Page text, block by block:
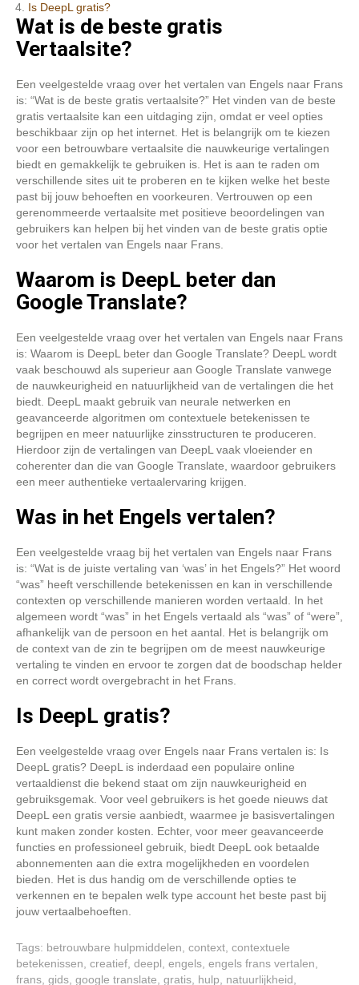
Is DeepL gratis?
Wat is de beste gratis
Vertaalsite?
Een veelgestelde vraag over het vertalen van Engels naar Frans
is: “Wat is de beste gratis vertaalsite?” Het vinden van de beste
gratis vertaalsite kan een uitdaging zijn, omdat er veel opties
beschikbaar zijn op het internet. Het is belangrijk om te kiezen
voor een betrouwbare vertaalsite die nauwkeurige vertalingen
biedt en gemakkelijk te gebruiken is. Het is aan te raden om
verschillende sites uit te proberen en te kijken welke het beste
past bij jouw behoeften en voorkeuren. Vertrouwen op een
gerenommeerde vertaalsite met positieve beoordelingen van
gebruikers kan helpen bij het vinden van de beste gratis optie
voor het vertalen van Engels naar Frans.
Waarom is DeepL beter dan
Google Translate?
Een veelgestelde vraag over het vertalen van Engels naar Frans
is: Waarom is DeepL beter dan Google Translate? DeepL wordt
vaak beschouwd als superieur aan Google Translate vanwege
de nauwkeurigheid en natuurlijkheid van de vertalingen die het
biedt. DeepL maakt gebruik van neurale netwerken en
geavanceerde algoritmen om contextuele betekenissen te
begrijpen en meer natuurlijke zinsstructuren te produceren.
Hierdoor zijn de vertalingen van DeepL vaak vloeiender en
coherenter dan die van Google Translate, waardoor gebruikers
een meer authentieke vertaalervaring krijgen.
Was in het Engels vertalen?
Een veelgestelde vraag bij het vertalen van Engels naar Frans
is: “Wat is de juiste vertaling van ‘was’ in het Engels?” Het woord
“was” heeft verschillende betekenissen en kan in verschillende
contexten op verschillende manieren worden vertaald. In het
algemeen wordt “was” in het Engels vertaald als “was” of “were”,
afhankelijk van de persoon en het aantal. Het is belangrijk om
de context van de zin te begrijpen om de meest nauwkeurige
vertaling te vinden en ervoor te zorgen dat de boodschap helder
en correct wordt overgebracht in het Frans.
Is DeepL gratis?
Een veelgestelde vraag over Engels naar Frans vertalen is: Is
DeepL gratis? DeepL is inderdaad een populaire online
vertaaldienst die bekend staat om zijn nauwkeurigheid en
gebruiksgemak. Voor veel gebruikers is het goede nieuws dat
DeepL een gratis versie aanbiedt, waarmee je basisvertalingen
kunt maken zonder kosten. Echter, voor meer geavanceerde
functies en professioneel gebruik, biedt DeepL ook betaalde
abonnementen aan die extra mogelijkheden en voordelen
bieden. Het is dus handig om de verschillende opties te
verkennen en te bepalen welk type account het beste past bij
jouw vertaalbehoeften.
Tags: betrouwbare hulpmiddelen context contextuele
betekenissen creatief deepl engels engels frans vertalen
frans gids google translate gratis hulp natuurlijkheid